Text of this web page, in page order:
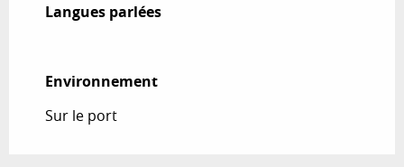
Langues parlées
Langues parlées
Environnement
Environnement
Sur le port